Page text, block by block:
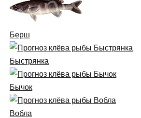
Берш
Быстрянка
Бычок
Вобла